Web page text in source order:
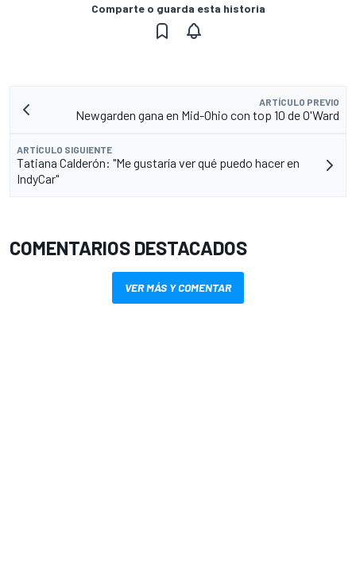
Comparte o guarda esta historia
ARTÍCULO PREVIO
Newgarden gana en Mid-Ohio con top 10 de O'Ward
ARTÍCULO SIGUIENTE
Tatiana Calderón: "Me gustaría ver qué puedo hacer en
IndyCar"
COMENTARIOS DESTACADOS
VER MÁS Y COMENTAR